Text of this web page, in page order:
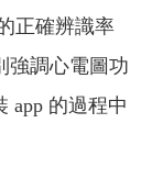
正確辨識率
強調心電圖功
app 的過程中